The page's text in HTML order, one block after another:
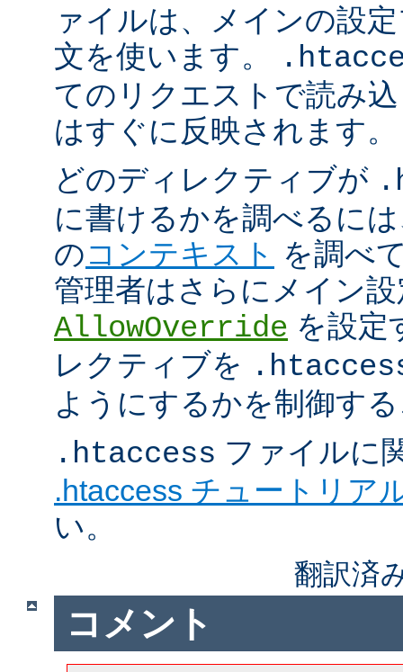
ァイルは、メインの設
文を使います。
てのリクエストで読み
はすぐに反映されます。
どのディレクティブが
に書けるかを調べるに
のコンテキスト を調べ
管理者はさらにメイン
AllowOverride を設定
レクティブを
ようにするかを制御す
.htaccess ファイルに
.htaccess チュートリア
い。
翻訳済
コメント